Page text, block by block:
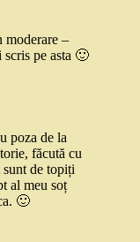
moderare –
scris pe asta 🙂
poza de la
făcută cu
de topiți
al meu soț
🙂